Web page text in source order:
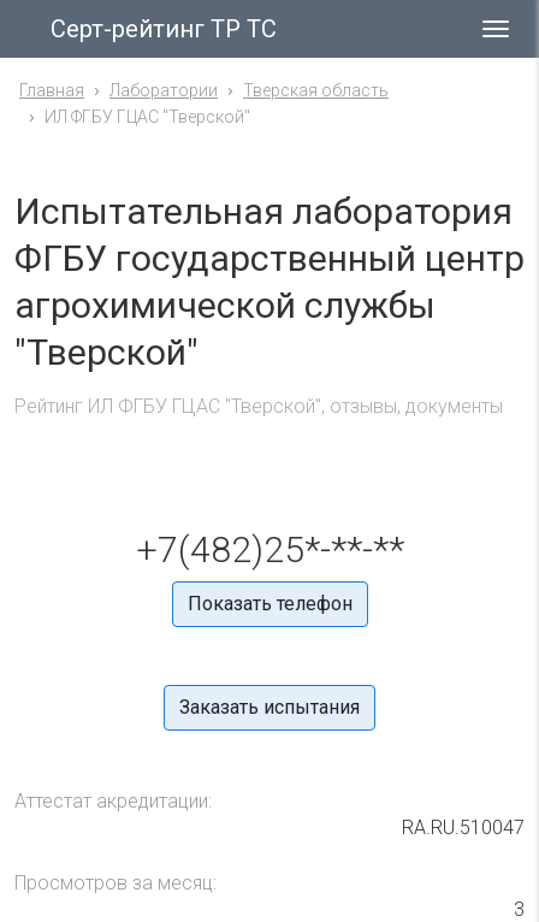
Серт-рейтинг ТР ТС
Главная Лаборатории
Тверская область
ИЛ ФГБУ ГЦАС "Тверской"
Испытательная лаборатория
ФГБУ государственный центр
агрохимической службы
"Тверской"
Рейтинг ИЛ ФГБУ ГЦАС "Тверской", отзывы, документы
+7(482)25*-**-**
Показать телефон
Заказать испытания
Аттестат акредитации:
RA.RU.510047
Просмотров за месяц:
3